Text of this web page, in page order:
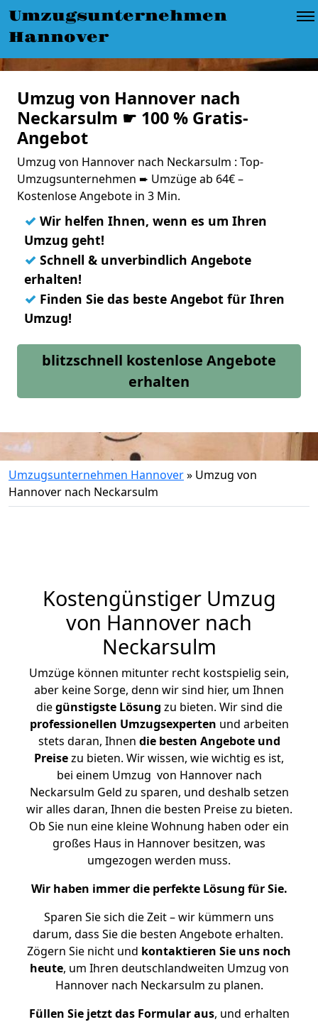
Umzugsunternehmen
Hannover
Umzug von Hannover nach
Neckarsulm ☛ 100 % Gratis-
Angebot
Umzug von Hannover nach Neckarsulm : Top-
Umzugsunternehmen ➨ Umzüge ab 64€ –
Kostenlose Angebote in 3 Min.
✓ Wir helfen Ihnen, wenn es um Ihren
Umzug geht!
✓ Schnell & unverbindlich Angebote
erhalten!
✓ Finden Sie das beste Angebot für Ihren
Umzug!
blitzschnell kostenlose Angebote
erhalten
Umzugsunternehmen Hannover» Umzug von
Hannover nach Neckarsulm
Kostengünstiger Umzug
von Hannover nach
Neckarsulm
Umzüge können mitunter recht kostspielig sein,
aber keine Sorge, denn wir sind hier, um Ihnen
diegünstigste Lösung zu bieten. Wir sind die
professionellen Umzugsexperten und arbeiten
stets daran, Ihnen die besten Angebote und
Preisezu bieten. Wir wissen, wie wichtig es ist,
bei einem Umzug von Hannover nach
Neckarsulm Geld zu sparen, und deshalb setzen
wir alles daran, Ihnen die besten Preise zu bieten.
Ob Sie nun eine kleine Wohnung haben oder ein
großes Haus in Hannover besitzen, was
umgezogen werden muss.
Wir haben immer die perfekte Lösung für Sie.
Sparen Sie sich die Zeit – wir kümmern uns
darum, dass Sie die besten Angebote erhalten.
Zögern Sie nicht und kontaktieren Sie uns noch
heute, um Ihren deutschlandweiten Umzug von
Hannover nach Neckarsulm zu planen.
Füllen Sie jetzt das Formular aus, und erhalten